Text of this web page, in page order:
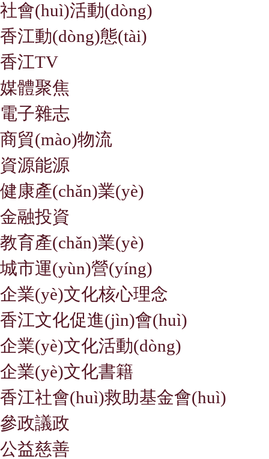
社會(huì)活動(dòng)
香江動(dòng)態(tài)
香江TV
媒體聚焦
電子雜志
商貿(mào)物流
資源能源
健康產(chǎn)業(yè)
金融投資
教育產(chǎn)業(yè)
城市運(yùn)營(yíng)
企業(yè)文化核心理念
香江文化促進(jìn)會(huì)
企業(yè)文化活動(dòng)
企業(yè)文化書籍
香江社會(huì)救助基金會(huì)
參政議政
公益慈善